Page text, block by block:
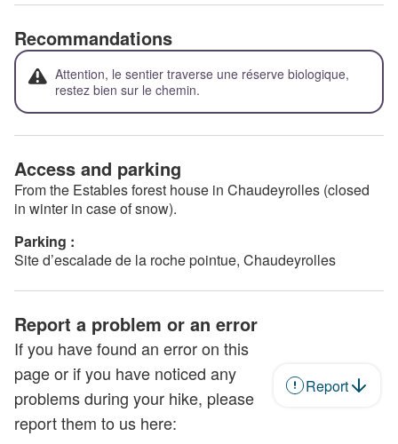
Recommandations
Attention, le sentier traverse une réserve biologique,
restez bien sur le chemin.
Access and parking
From the Estables forest house in Chaudeyrolles (closed
in winter in case of snow).
Parking :
Site d’escalade de la roche pointue, Chaudeyrolles
Report a problem or an error
If you have found an error on this
page or if you have noticed any
problems during your hike, please
report them to us here:
Report